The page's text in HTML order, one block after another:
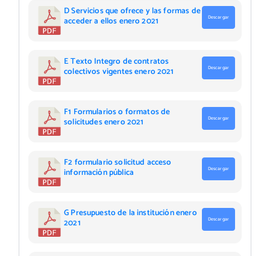
D Servicios que ofrece y las formas de
acceder a ellos enero 2021 Descargar
E Texto Integro de contratos
colectivos vigentes enero 2021 Descargar
F1 Formularios o formatos de
solicitudes enero 2021 Descargar
F2 formulario solicitud acceso
información pública Descargar
G Presupuesto de la institución enero
2021 Descargar